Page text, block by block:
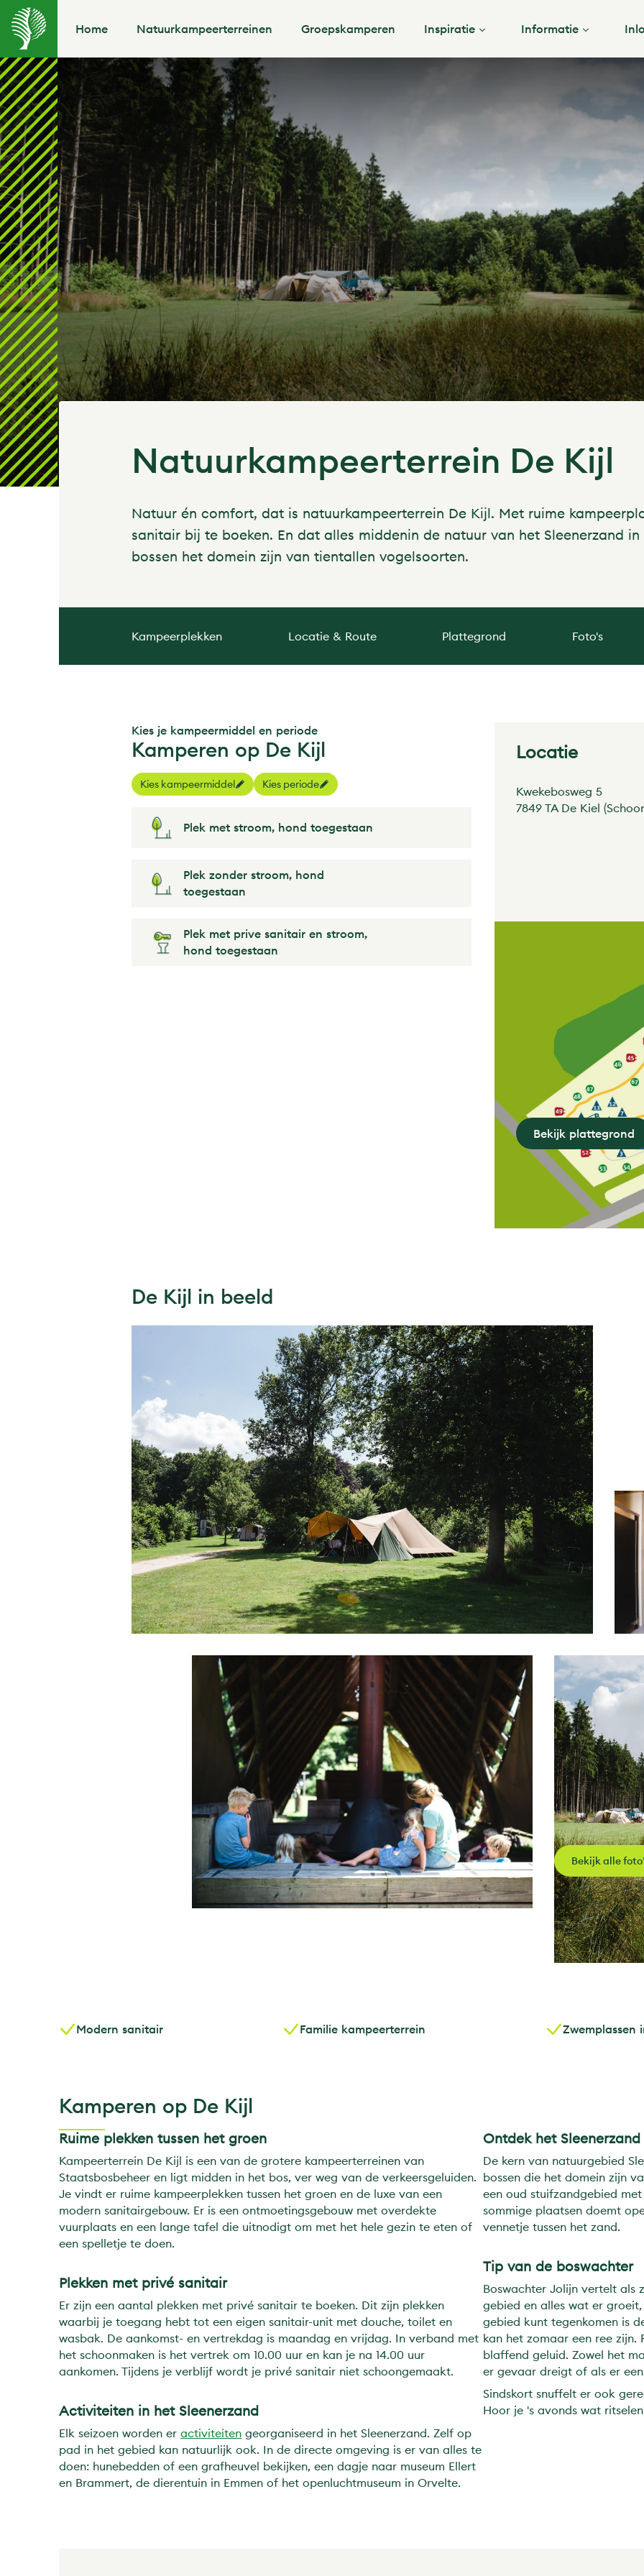
Home Natuurkampeerterreinen Groepskamperen Inspiratie Informatie
Natuurkampeerterrein De Kijl
Natuur én comfort, dat is natuurkampeerterrein De Kijl. Met ruime
sanitair bij te boeken. En dat alles middenin de natuur van het Sleenerzand
bossen het domein zijn van tientallen vogelsoorten.
Kampeerplekken Locatie & Route Plattegrond Foto's
Kies je kampeermiddel en periode
Kamperen op De Kijl
Kies kampeermiddel Kies periode
Plek met stroom, hond toegestaan
Plek zonder stroom, hond
toegestaan
Plek met prive sanitair en stroom,
hond toegestaan
Locatie
Kwekebosweg 5
7849 TA De Kiel
Bekijk plattegrond
De Kijl in beeld
Bekijk alle
Modern sanitair Familie kampeerterrein Zwemplassen
Kamperen op De Kijl
Ruime plekken tussen het groen
Kampeerterrein De Kijl is een van de grotere kampeerterreinen van
Staatsbosbeheer en ligt midden in het bos, ver weg van de verkeersgeluiden.
Je vindt er ruime kampeerplekken tussen het groen en de luxe van een
modern sanitairgebouw. Er is een ontmoetingsgebouw met overdekte
vuurplaats en een lange tafel die uitnodigt om met het hele gezin te eten of
een spelletje te doen.
Plekken met privé sanitair
Er zijn een aantal plekken met privé sanitair te boeken. Dit zijn plekken
waarbij je toegang hebt tot een eigen sanitair-unit met douche, toilet en
wasbak. De aankomst- en vertrekdag is maandag en vrijdag. In verband met
het schoonmaken is het vertrek om 10.00 uur en kan je na 14.00 uur
aankomen. Tijdens je verblijf wordt je privé sanitair niet schoongemaakt.
Activiteiten in het Sleenerzand
Elk seizoen worden er activiteiten georganiseerd in het Sleenerzand. Zelf op
pad in het gebied kan natuurlijk ook. In de directe omgeving is er van alles te
doen: hunebedden of een grafheuvel bekijken, een dagje naar museum Ellert
en Brammert, de dierentuin in Emmen of het openluchtmuseum in Orvelte.
Ontdek het Sleenerzand
De kern van natuurgebied
bossen die het domein zijn
een oud stuifzandgebied
sommige plaatsen doemt
vennetje tussen het zand.
Tip van de boswachter
Boswachter Jolijn vertelt als
gebied en alles wat er
gebied kunt tegenkomen is
kan het zomaar een ree zijn.
blaffend geluid. Zowel het
er gevaar dreigt of als er
Sindskort snuffelt er ook
Hoor je 's avonds wat